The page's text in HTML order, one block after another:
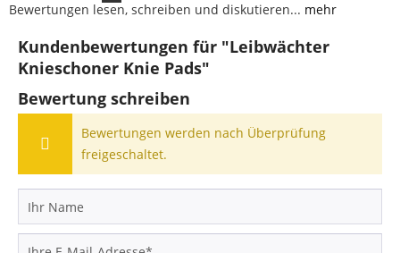
Bewertungen lesen, schreiben und diskutieren... mehr
Kundenbewertungen für "Leibwächter
Knieschoner Knie Pads"
Bewertung schreiben
Bewertungen werden nach Überprüfung
freigeschaltet.